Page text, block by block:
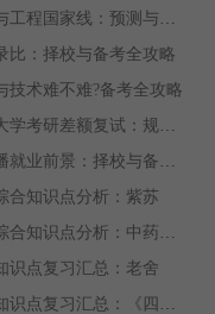
2027控制科学与工程国家线：预测与备考全攻略
比：择校与备考全攻略
技术难不难?备考全攻略
2027华中科技大学考研差额复试：规则解读与逆袭策略
2027新闻与传播就业前景：择校与备考全攻略
合知识点分析：紫苏
2027考研中医综合知识点分析：中药鉴定学的定义和任务
识点复习汇总：老舍
2027翻译硕士知识点复习汇总：《四世同堂》